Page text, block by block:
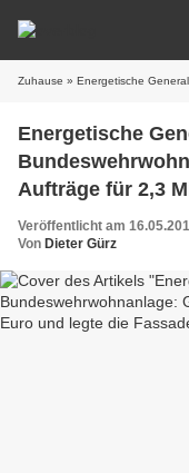
Zuhause » Energetische Generalsanierung der
Energetische
Aufträge für 2,3
Veröffentlicht am
Von Dieter Gürz